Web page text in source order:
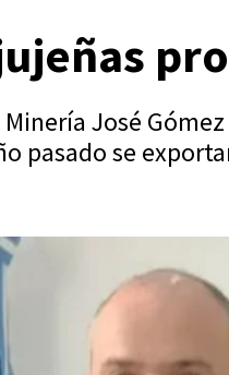
José
pasado se